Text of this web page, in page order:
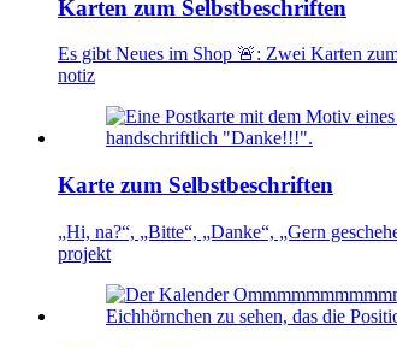
Karten zum Selbstbeschriften
Es gibt Neues im Shop 🚨: Zwei Karten
notiz
Karte zum Selbstbeschriften
„Hi, na?“, „Bitte“, „Danke“, „Gern
projekt